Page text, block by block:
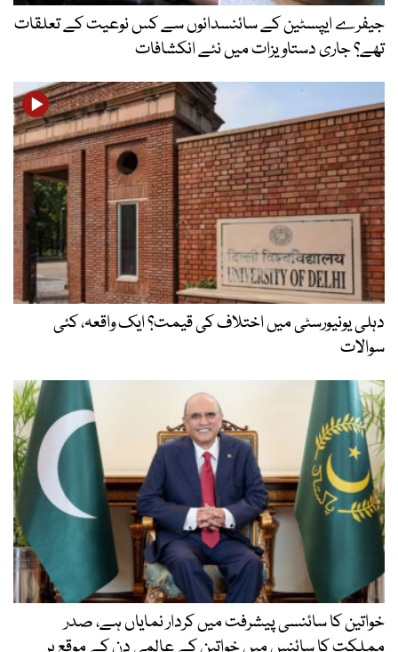
جیفرے ایپسٹین کے سائنسدانوں سے کس نوعیت کے تعلقات
تھے؟ جاری دستاویزات میں نئے انکشافات
دہلی یونیورسٹی میں اختلاف کی قیمت؟ ایک واقعہ، کئی
سوالات
خواتین کا سائنسی پیشرفت میں کردار نمایاں ہے، صدر